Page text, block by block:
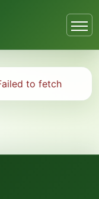
to fetch